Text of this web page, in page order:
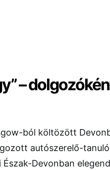
–
ból költözött
autószerelő-
Devonban